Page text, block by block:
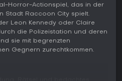
Horror-Actionspiel, das in der
Stadt Raccoon City spielt.
Leon Kennedy oder Claire
die Polizeistation und deren
sie mit begrenzten
Gegnern zurechtkommen.